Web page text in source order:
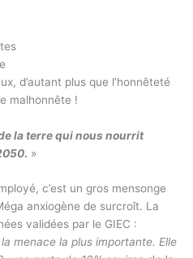
d’autant plus que l’honnêteté
malhonnête !
la terre qui nous nourrit
. »
c’est un gros mensonge
anxiogène de surcroît. La
validées par le GIEC :
menace la plus importante. Elle